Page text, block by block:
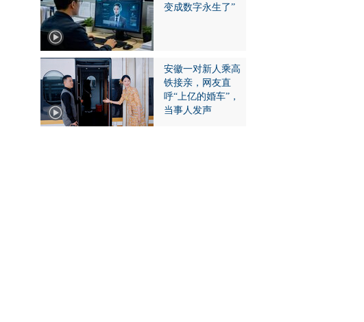
变成数字永生了”
安徽一对新人乘高
铁接亲，网友直
呼“上亿的婚车”，
当事人发声